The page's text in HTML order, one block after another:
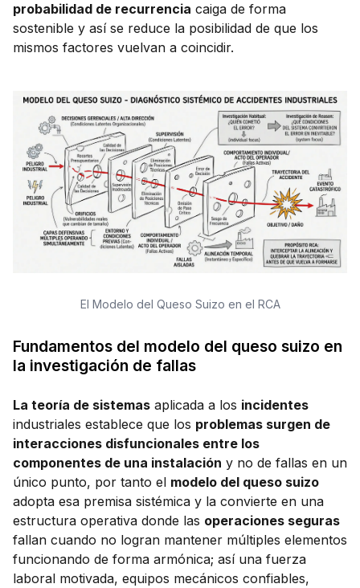
probabilidad de recurrencia caiga de forma
sostenible y así se reduce la posibilidad de que los
mismos factores vuelvan a coincidir.
El Modelo del Queso Suizo en el RCA
Fundamentos del modelo del queso suizo en
la investigación de fallas
La teoría de sistemas aplicada a los incidentes
industriales establece que los problemas surgen de
interacciones disfuncionales entre los
componentes de una instalación y no de fallas en un
único punto, por tanto el modelo del queso suizo
adopta esa premisa sistémica y la convierte en una
estructura operativa donde las operaciones seguras
fallan cuando no logran mantener múltiples elementos
funcionando de forma armónica; así una fuerza
laboral motivada, equipos mecánicos confiables,